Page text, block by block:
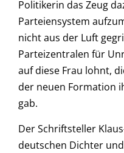
Politikerin das Zeug
Parteiensystem
nicht aus der Luft
Parteizentralen für
auf diese Frau lohnt,
der neuen Formation
gab.
Der Schriftsteller
deutschen Dichter